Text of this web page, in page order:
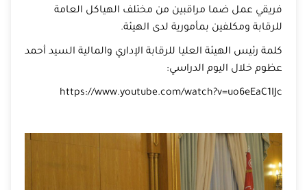
فريقي عمل ضما مراقبين من مختلف الهياكل العامة
للرقابة ومكلفين بمأمورية لدى الهيئة.
كلمة رئيس الهيئة العليا للرقابة الإداري والمالية السيد أحمد
عظوم خلال اليوم الدراسي:
https://www.youtube.com/watch?v=uo6eEaC1IJc